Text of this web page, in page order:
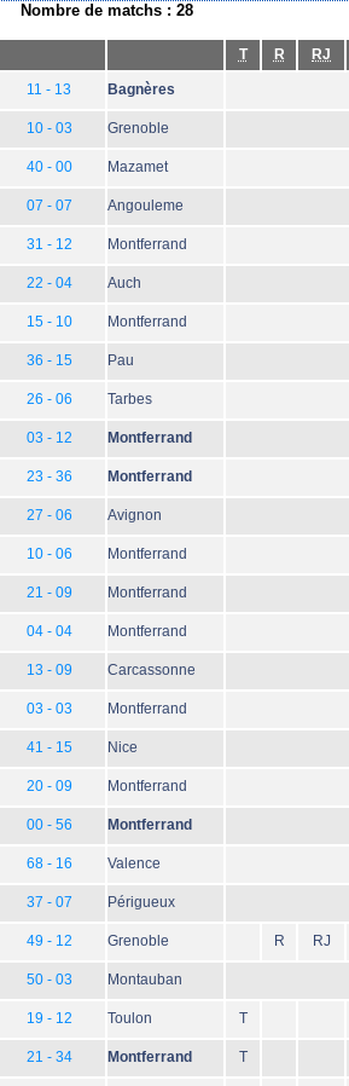
Nombre de matchs : 28
T R RJ
11 - 13 Bagnères
10 - 03 Grenoble
40 - 00 Mazamet
07 - 07 Angouleme
31 - 12 Montferrand
22 - 04 Auch
15 - 10 Montferrand
36 - 15 Pau
26 - 06 Tarbes
03 - 12 Montferrand
23 - 36 Montferrand
27 - 06 Avignon
10 - 06 Montferrand
21 - 09 Montferrand
04 - 04 Montferrand
13 - 09 Carcassonne
03 - 03 Montferrand
41 - 15 Nice
20 - 09 Montferrand
00 - 56 Montferrand
68 - 16 Valence
37 - 07 Périgueux
49 - 12 Grenoble R RJ
50 - 03 Montauban
19 - 12 Toulon T
21 - 34 Montferrand T